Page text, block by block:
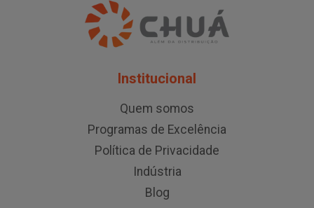
Institucional
Quem somos
Programas de Excelência
Política de Privacidade
Indústria
Blog